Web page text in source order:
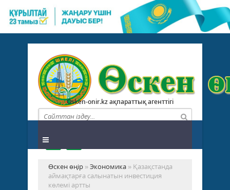
Osken-onir.kz ақпараттық агенттігі
Өскен өңір »Экономика » Қазақстанда
аймақтарға салынатын инвестиция
көлемі артты